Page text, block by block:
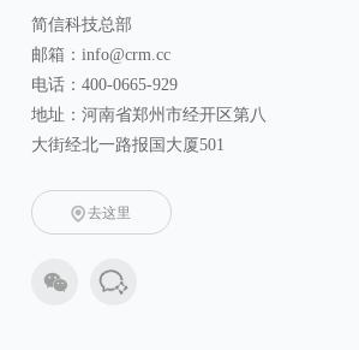
简信科技总部
邮箱：info@crm.cc
电话：400-0665-929
地址：河南省郑州市经开区第八
大街经北一路报国大厦501
去这里